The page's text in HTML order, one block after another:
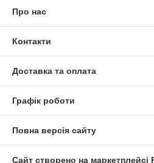
Про нас
Контакти
Доставка та оплата
Графік роботи
Повна версія сайту
Сайт створено на маркетплейсі